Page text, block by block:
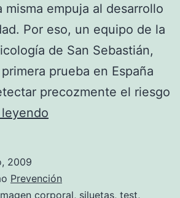
misma empuja al desarrollo
Por eso, un equipo de la
de San Sebastián,
prueba en España
precozmente el riesgo
para
2009
Prevención
corporal, siluetas, test,